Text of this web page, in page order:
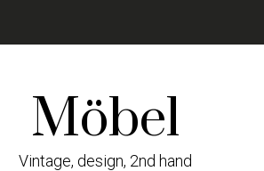
Möbel
Vintage, design, 2nd hand